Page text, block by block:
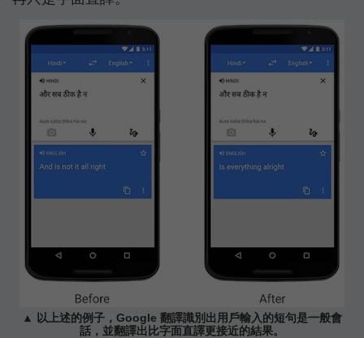
▲ 以上述的例子，Google 翻譯識別出用戶輸入的短句是一般會
話，並翻譯出比字面直譯更接近的結果。